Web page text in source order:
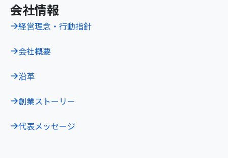
会社情報
経営理念・行動指針
会社概要
沿革
創業ストーリー
代表メッセージ